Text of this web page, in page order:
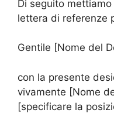
Di seguito
lettera di referenze
Gentile [Nome del
con la presente
vivamente [Nome
[specificare la